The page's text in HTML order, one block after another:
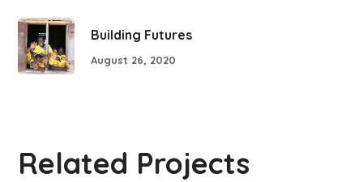
Building Futures
August 26, 2020
Related Projects